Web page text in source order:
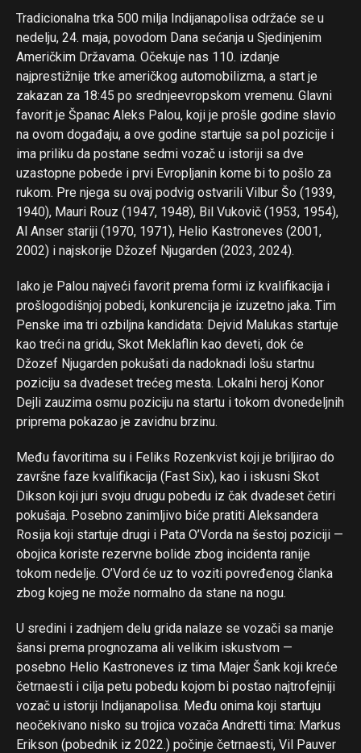
Tradicionalna trka 500 milja Indijanapolisa održaće se u
nedelju, 24. maja, povodom Dana sećanja u Sjedinjenim
Američkim Državama. Očekuje nas 110. izdanje
najprestižnije trke američkog automobilizma, a start je
zakazan za 18:45 po srednjeevropskom vremenu. Glavni
favorit je Španac Aleks Palou, koji je prošle godine slavio
na ovom događaju, a ove godine startuje sa pol pozicije i
ima priliku da postane sedmi vozač u istoriji sa dve
uzastopne pobede i prvi Evropljanin kome bi to pošlo za
rukom. Pre njega su ovaj podvig ostvarili Vilbur Šo (1939,
1940), Mauri Rouz (1947, 1948), Bil Vukovič (1953, 1954),
Al Anser stariji (1970, 1971), Helio Kastroneves (2001,
2002) i najskorije Džozef Njugarden (2023, 2024).
Iako je Palou najveći favorit prema formi iz kvalifikacija i
prošlogodišnjoj pobedi, konkurencija je izuzetno jaka. Tim
Penske ima tri ozbiljna kandidata: Dejvid Malukas startuje
kao treći na gridu, Skot Meklaflin kao deveti, dok će
Džozef Njugarden pokušati da nadoknadi lošu startnu
poziciju sa dvadeset trećeg mesta. Lokalni heroj Konor
Dejli zauzima osmu poziciju na startu i tokom dvonedeljnih
priprema pokazao je zavidnu brzinu.
Među favoritima su i Feliks Rozenkvist koji je briljirao do
završne faze kvalifikacija (Fast Six), kao i iskusni Skot
Dikson koji juri svoju drugu pobedu iz čak dvadeset četiri
pokušaja. Posebno zanimljivo biće pratiti Aleksandera
Rosija koji startuje drugi i Pata O’Vorda na šestoj poziciji —
obojica koriste rezervne bolide zbog incidenta ranije
tokom nedelje. O’Vord će uz to voziti povređenog članka
zbog kojeg ne može normalno da stane na nogu.
U sredini i zadnjem delu grida nalaze se vozači sa manje
šansi prema prognozama ali velikim iskustvom —
posebno Helio Kastroneves iz tima Majer Šank koji kreće
četrnaesti i cilja petu pobedu kojom bi postao najtrofejniji
vozač u istoriji Indijanapolisa. Među onima koji startuju
neočekivano nisko su trojica vozača Andretti tima: Markus
Erikson (pobednik iz 2022.) počinje četrnaesti, Vil Pauver